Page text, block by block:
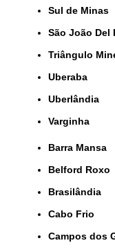
Sul de Minas
São João Del
Triângulo
Uberaba
Uberlândia
Varginha
Barra Mansa
Belford Roxo
Brasilândia
Cabo Frio
Campos dos